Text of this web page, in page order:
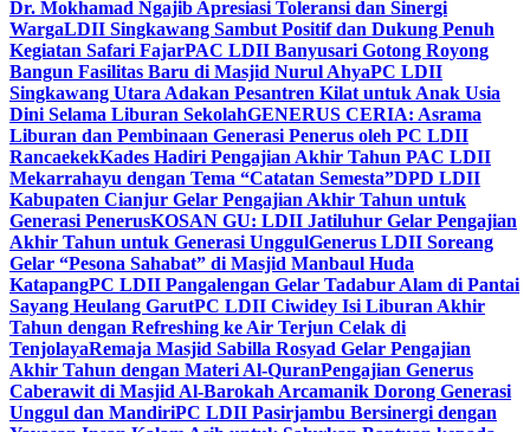
Dr. Mokhamad Ngajib Apresiasi Toleransi dan Sinergi
WargaLDII Singkawang Sambut Positif dan Dukung Penuh
Kegiatan Safari FajarPAC LDII Banyusari Gotong Royong
Bangun Fasilitas Baru di Masjid Nurul AhyaPC LDII
Singkawang Utara Adakan Pesantren Kilat untuk Anak Usia
Dini Selama Liburan SekolahGENERUS CERIA: Asrama
Liburan dan Pembinaan Generasi Penerus oleh PC LDII
RancaekekKades Hadiri Pengajian Akhir Tahun PAC LDII
Mekarrahayu dengan Tema “Catatan Semesta”DPD LDII
Kabupaten Cianjur Gelar Pengajian Akhir Tahun untuk
Generasi PenerusKOSAN GU: LDII Jatiluhur Gelar Pengajian
Akhir Tahun untuk Generasi UnggulGenerus LDII Soreang
Gelar “Pesona Sahabat” di Masjid Manbaul Huda
KatapangPC LDII Pangalengan Gelar Tadabur Alam di Pantai
Sayang Heulang GarutPC LDII Ciwidey Isi Liburan Akhir
Tahun dengan Refreshing ke Air Terjun Celak di
TenjolayaRemaja Masjid Sabilla Rosyad Gelar Pengajian
Akhir Tahun dengan Materi Al-QuranPengajian Generus
Caberawit di Masjid Al-Barokah Arcamanik Dorong Generasi
Unggul dan MandiriPC LDII Pasirjambu Bersinergi dengan